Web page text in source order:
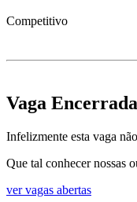
Competitivo
Vaga Encerrada
Infelizmente esta vaga
Que tal conhecer nossas
ver vagas abertas